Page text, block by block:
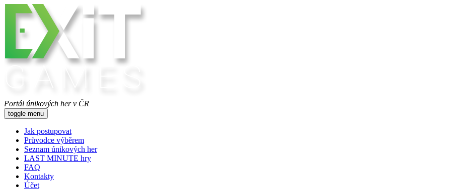
Portál únikových her v ČR
toggle menu
Jak postupovat
Průvodce výběrem
Seznam únikových her
LAST MINUTE hry
FAQ
Kontakty
Účet